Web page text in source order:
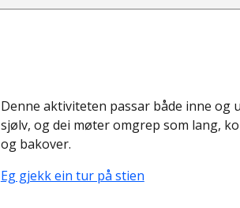
Denne aktiviteten passar både inne og
sjølv, og dei møter omgrep som lang,
og bakover.
Eg gjekk ein tur på stien